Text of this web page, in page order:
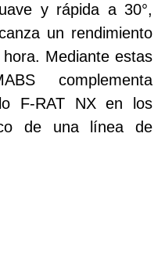
y rápida a 30°,
un rendimiento
Mediante estas
complementa
F-RAT NX en los
de una línea de